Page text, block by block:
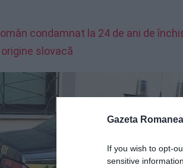
Gazeta
If you wish to opt-
sensitive
condamnat la 24 de ani de
origine slovacă